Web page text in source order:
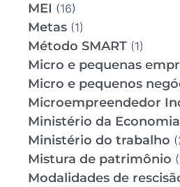
MEI (16)
Metas (1)
Método SMART (1)
Micro e pequenas
Micro e pequenos
Microempreendedor
Ministério da Economia
Ministério do trabalho
Mistura de patrimônio
Modalidades de